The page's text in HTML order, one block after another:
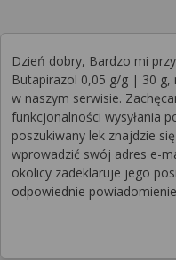
Dzień dobry, Bardzo mi
Butapirazol 0,05 g/g | 30 g,
w naszym serwisie.
funkcjonalności wysyłania
poszukiwany lek znajdzie
wprowadzić swój adres e-
okolicy zadeklaruje jego
odpowiednie